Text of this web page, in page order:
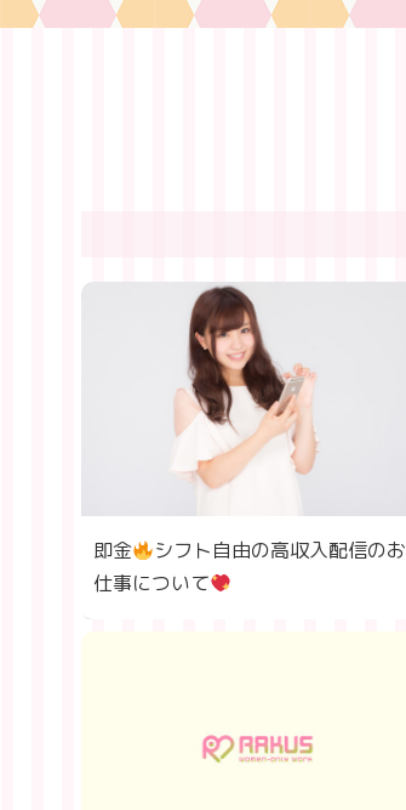
即金
シフト自由の高収入配信のお
仕事について